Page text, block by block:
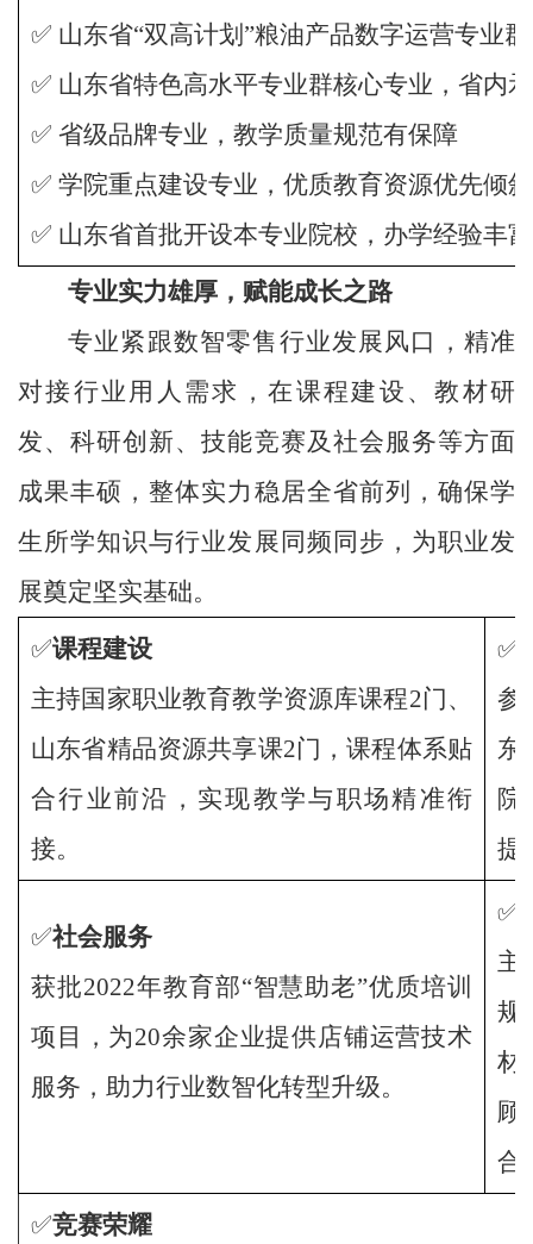
✅ 山东省“双高计划”粮油产品数字运营专业
✅ 山东省特色高水平专业群核心专业，省内
✅ 省级品牌专业，教学质量规范有保障
✅ 学院重点建设专业，优质教育资源优先倾斜
✅ 山东省首批开设本专业院校，办学经验丰
专业实力雄厚，赋能成长之路
专业紧跟数智零售行业发展风口，精准
对接行业用人需求，在课程建设、教材研
发、科研创新、技能竞赛及社会服务等方面
成果丰硕，整体实力稳居全省前列，确保学
生所学知识与行业发展同频同步，为职业发
展奠定坚实基础。
✅课程建设
主持国家职业教育教学资源库课程2门、
山东省精品资源共享课2门，课程体系贴
合行业前沿，实现教学与职场精准衔
接。
✅
参
东
院
提
✅社会服务
获批2022年教育部“智慧助老”优质培训
项目，为20余家企业提供店铺运营技术
服务，助力行业数智化转型升级。
✅
主
规
材
顾
合
✅竞赛荣耀